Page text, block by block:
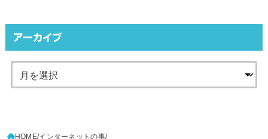
アーカイブ
HOME インターネットの事